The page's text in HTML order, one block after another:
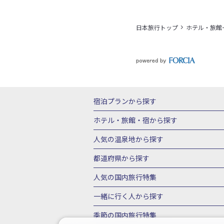
日本旅行トップ ホテル・旅館
宿泊プランから探す
北海道
東北 青森県
栃木県
群馬県 北陸 富山県 石
三重県
近畿 滋賀県 京都府 大
岡山県
広島県
ホテル・旅館・宿から探す
北海道ホテル・旅館
山形県ホテル・旅館
福島県ホテル・旅
千葉県ホテル・旅館
茨城県ホテル・旅
石川県ホテル・旅館
静岡県ホテル・旅館
京都府ホテル・旅館
大阪府ホテル・旅
人気の温泉地から探す
北海道
湯の川温泉(北海道)
川湯温泉(北海道)
層雲峡温泉(北海道)
鳴子温泉(宮城)
秋保温泉(宮城) 飯坂
鬼怒川温泉(栃木)
川治温泉(栃木)
伊豆箱根
箱根湯本温泉(神奈川)
都道府県から探す
北海道旅行・ツアー
山形旅行・ツアー
福島旅行・ツアー
茨城旅行・ツアー
栃木旅行・ツアー
甲信越
山梨旅行・ツアー 新潟旅行
人気の国内旅行特集
東京ディズニーリゾート®への旅
一緒に行く人から探す
一人旅 国内版
家族・子連れ旅行 国内版
季節の国内旅行特集